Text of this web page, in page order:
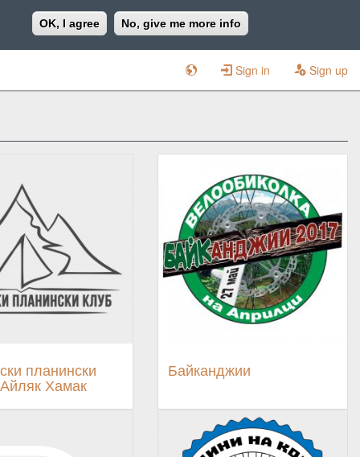
OK, I agree No, give me more info
Sign in Sign up
планински
Хамак
Байканджии